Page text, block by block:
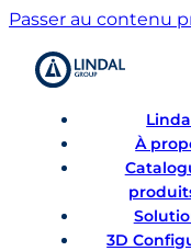
Passer au contenu
À
3D